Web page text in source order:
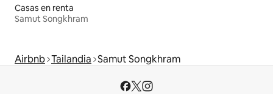
Casas en renta
Samut Songkhram
Airbnb Tailandia Samut Songkhram